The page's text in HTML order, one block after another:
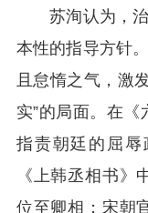
苏洵认为，治
本性的指导方针
且怠惰之气，激
实”的局面。在《
指责朝廷的屈
《上韩丞相书》
位至卿相；宋朝